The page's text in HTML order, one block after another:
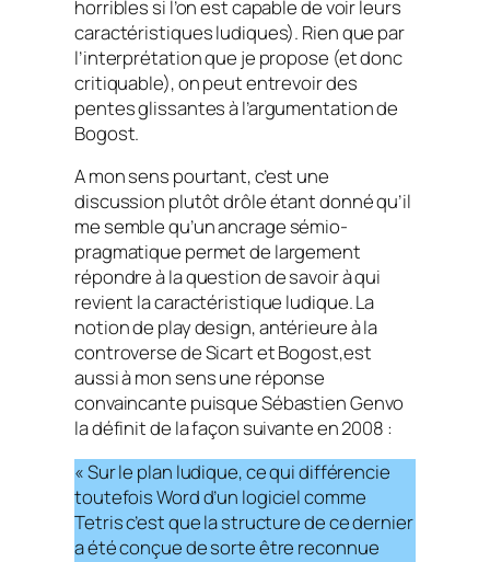
horribles si l’on est capable de voir leurs
caractéristiques ludiques). Rien que par
l’interprétation que je propose (et donc
critiquable), on peut entrevoir des
pentes glissantes à l’argumentation de
Bogost.
A mon sens pourtant, c’est une
discussion plutôt drôle étant donné qu’il
me semble qu’un ancrage sémio-
pragmatique permet de largement
répondre à la question de savoir à qui
revient la caractéristique ludique. La
notion de play design, antérieure à la
controverse de Sicart et Bogost,est
aussi à mon sens une réponse
convaincante puisque Sébastien Genvo
la définit de la façon suivante en 2008 :
« Sur le plan ludique, ce qui différencie
toutefois Word d’un logiciel comme
Tetris c’est que la structure de ce dernier
a été conçue de sorte être reconnue